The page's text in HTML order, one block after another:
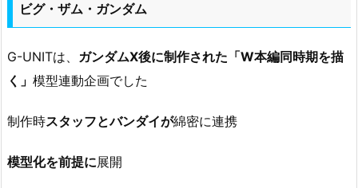
ビグ・ザム・ガンダム
G-UNITは、 ガンダムX後に制作された「W本編同時期を描
く」 模型連動企画でした
制作時スタッフとバンダイが綿密に連携
模型化を前提に展開